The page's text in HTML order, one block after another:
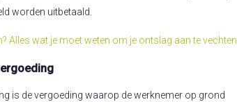
worden uitbetaald.
Alles wat je moet weten om je ontslag aan te vechten
is de vergoeding waarop de werknemer op grond